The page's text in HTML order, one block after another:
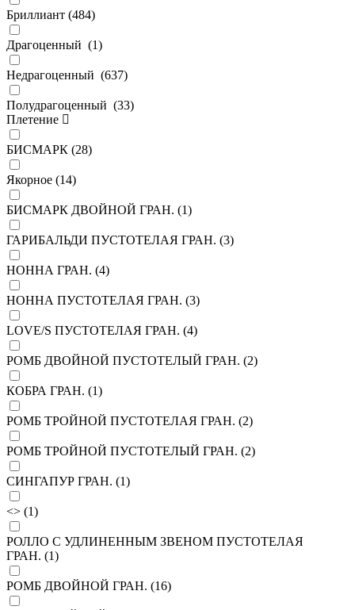
Бриллиант (484)
Драгоценный (1)
Недрагоценный (637)
Полудрагоценный (33)
Плетение
БИСМАРК (28)
Якорное (14)
БИСМАРК ДВОЙНОЙ ГРАН. (1)
ГАРИБАЛЬДИ ПУСТОТЕЛАЯ ГРАН. (3)
НОННА ГРАН. (4)
НОННА ПУСТОТЕЛАЯ ГРАН. (3)
LOVE/S ПУСТОТЕЛАЯ ГРАН. (4)
РОМБ ДВОЙНОЙ ПУСТОТЕЛЫЙ ГРАН. (2)
КОБРА ГРАН. (1)
РОМБ ТРОЙНОЙ ПУСТОТЕЛАЯ ГРАН. (2)
РОМБ ТРОЙНОЙ ПУСТОТЕЛЫЙ ГРАН. (2)
СИНГАПУР ГРАН. (1)
<> (1)
РОЛЛО С УДЛИНЕННЫМ ЗВЕНОМ ПУСТОТЕЛАЯ
ГРАН. (1)
РОМБ ДВОЙНОЙ ГРАН. (16)